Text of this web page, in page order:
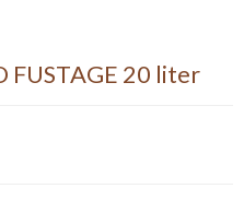
FUSTAGE 20 liter